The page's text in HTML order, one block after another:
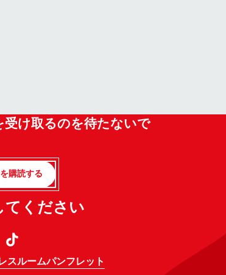
受け取るのを待たないで
購読する
てください
スルームパンフレット